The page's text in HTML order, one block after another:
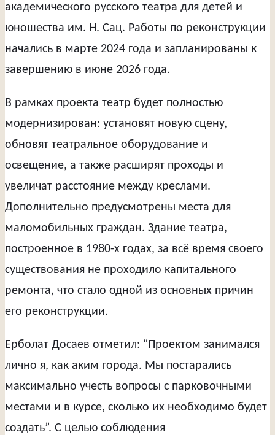
академического русского театра для детей и
юношества им. Н. Сац. Работы по реконструкции
начались в марте 2024 года и запланированы к
завершению в июне 2026 года.
В рамках проекта театр будет полностью
модернизирован: установят новую сцену,
обновят театральное оборудование и
освещение, а также расширят проходы и
увеличат расстояние между креслами.
Дополнительно предусмотрены места для
маломобильных граждан. Здание театра,
построенное в 1980-х годах, за всё время своего
существования не проходило капитального
ремонта, что стало одной из основных причин
его реконструкции.
Ерболат Досаев отметил: “Проектом занимался
лично я, как аким города. Мы постарались
максимально учесть вопросы с парковочными
местами и в курсе, сколько их необходимо будет
создать”. С целью соблюдения